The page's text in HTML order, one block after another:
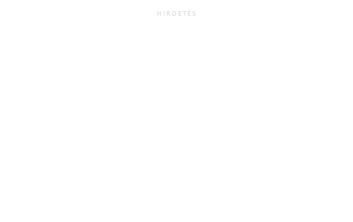
HIRDETÉS